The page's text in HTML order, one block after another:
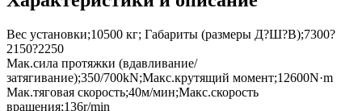
Вес установки;10500 кг; Габариты (размеры Д?Ш?В);7300?
2150?2250
Мак.сила протяжки (вдавливание/
затягивание);350/700kN;Макс.крутящий момент;12600N·m
Мак.тяговая скорость;40м/мин;Макс.скорость
вращения;136r/min